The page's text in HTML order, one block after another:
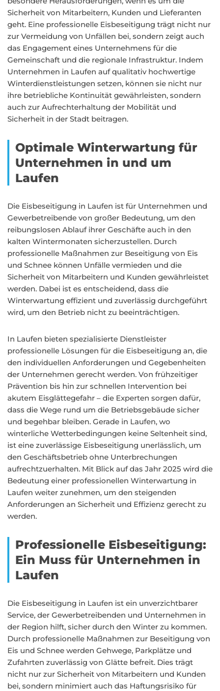
Sicherheit von Mitarbeitern, Kunden und Lieferanten
geht. Eine professionelle Eisbeseitigung trägt nicht nur
zur Vermeidung von Unfällen bei, sondern zeigt auch
das Engagement eines Unternehmens für die
Gemeinschaft und die regionale Infrastruktur. Indem
Unternehmen in Laufen auf qualitativ hochwertige
Winterdienstleistungen setzen, können sie nicht nur
ihre betriebliche Kontinuität gewährleisten, sondern
auch zur Aufrechterhaltung der Mobilität und
Sicherheit in der Stadt beitragen.
Optimale Winterwartung für
Unternehmen in und um
Laufen
Die Eisbeseitigung in Laufen ist für Unternehmen und
Gewerbetreibende von großer Bedeutung, um den
reibungslosen Ablauf ihrer Geschäfte auch in den
kalten Wintermonaten sicherzustellen. Durch
professionelle Maßnahmen zur Beseitigung von Eis
und Schnee können Unfälle vermieden und die
Sicherheit von Mitarbeitern und Kunden gewährleistet
werden. Dabei ist es entscheidend, dass die
Winterwartung effizient und zuverlässig durchgeführt
wird, um den Betrieb nicht zu beeinträchtigen.
In Laufen bieten spezialisierte Dienstleister
professionelle Lösungen für die Eisbeseitigung an, die
den individuellen Anforderungen und Gegebenheiten
der Unternehmen gerecht werden. Von frühzeitiger
Prävention bis hin zur schnellen Intervention bei
akutem Eisglättegefahr – die Experten sorgen dafür,
dass die Wege rund um die Betriebsgebäude sicher
und begehbar bleiben. Gerade in Laufen, wo
winterliche Wetterbedingungen keine Seltenheit sind,
ist eine zuverlässige Eisbeseitigung unerlässlich, um
den Geschäftsbetrieb ohne Unterbrechungen
aufrechtzuerhalten. Mit Blick auf das Jahr 2025 wird die
Bedeutung einer professionellen Winterwartung in
Laufen weiter zunehmen, um den steigenden
Anforderungen an Sicherheit und Effizienz gerecht zu
werden.
Professionelle Eisbeseitigung:
Ein Muss für Unternehmen in
Laufen
Die Eisbeseitigung in Laufen ist ein unverzichtbarer
Service, der Gewerbetreibenden und Unternehmen in
der Region hilft, sicher durch den Winter zu kommen.
Durch professionelle Maßnahmen zur Beseitigung von
Eis und Schnee werden Gehwege, Parkplätze und
Zufahrten zuverlässig von Glätte befreit. Dies trägt
nicht nur zur Sicherheit von Mitarbeitern und Kunden
bei, sondern minimiert auch das Haftungsrisiko für